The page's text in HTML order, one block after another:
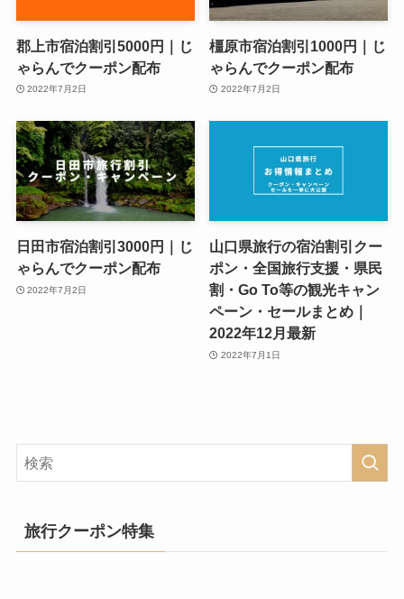
郡上市宿泊割引5000円｜じ
ゃらんでクーポン配布
2022年7月2日
橿原市宿泊割引1000円｜じ
ゃらんでクーポン配布
2022年7月2日
日田市宿泊割引3000円｜じ
ゃらんでクーポン配布
2022年7月2日
山口県旅行の宿泊割引クー
ポン・全国旅行支援・県民
割・Go To等の観光キャン
ペーン・セールまとめ｜
2022年12月最新
2022年7月1日
旅行クーポン特集